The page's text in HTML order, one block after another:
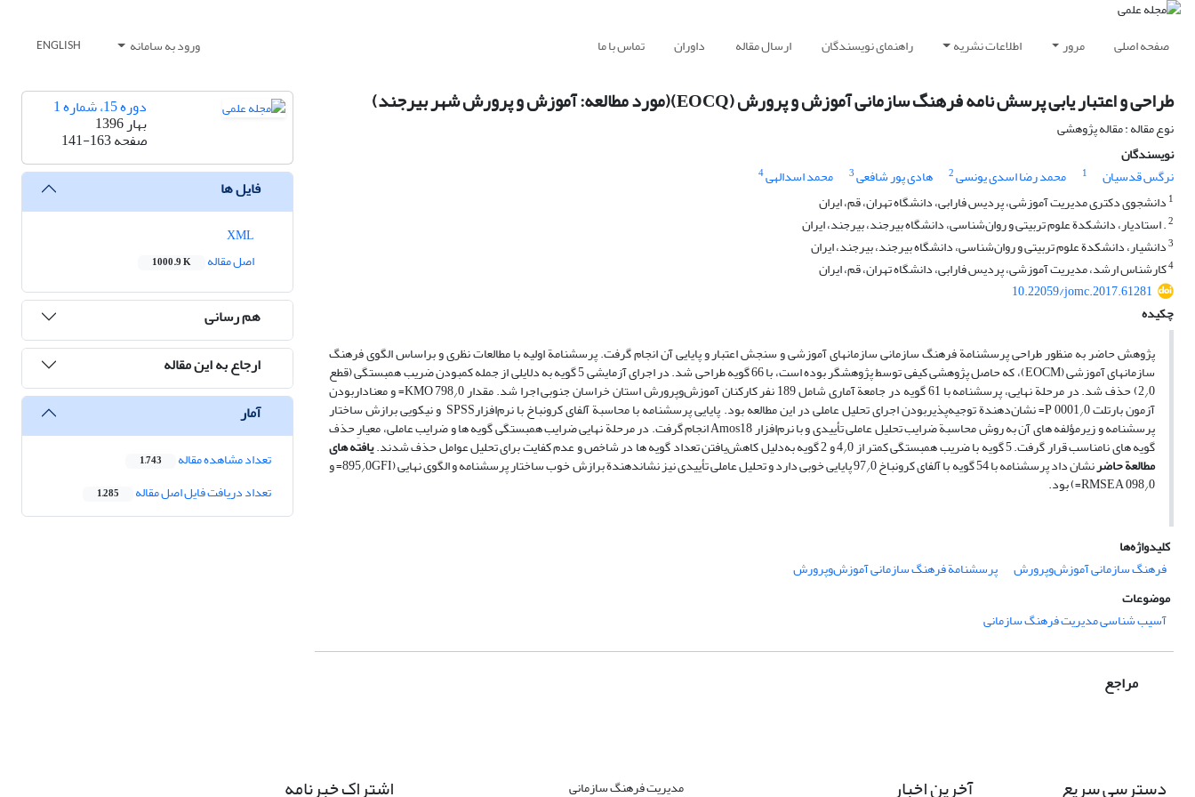
صفحه اصلی مرور اطلاعات نشریه راهنمای نویسندگان ارسال مقاله داوران تماس با ما ورود به سامانه ENGLISH
طراحی و اعتبار یابی پرسش نامه فرهنگ سازمانی آموزش و پرورش (EOCQ)(مورد مطالعه: آموزش و پرورش شهر بیرجند)
نوع مقاله : مقاله پژوهشی
نویسندگان
نرگس قدسیان
1 محمد رضا اسدی یونسی2 هادی پور شافعی3 محمد اسدالهی4
1 دانشجوی دکتری مدیریت آموزشی، پردیس فارابی، دانشگاه تهران، قم، ایران
2. استادیار، دانشکدة علوم تربیتی و روان‌شناسی، دانشگاه بیرجند، بیرجند، ایران
3دانشیار، دانشکدة علوم تربیتی و روان‌شناسی، دانشگاه بیرجند، بیرجند، ایران
4کارشناس‌ ارشد، مدیریت آموزشی، پردیس فارابی، دانشگاه تهران، قم، ایران
10.22059/jomc.2017.61281
چکیده
پژوهش حاضر به­ منظور طراحی پرسشنامة فرهنگ سازمانی سازمان­های آموزشی و سنجش اعتبار و پایایی آن انجام ­گرفت. پرسشنامة اولیه با مطالعات نظری و براساس الگوی فرهنگ
سازمان­های آموزشی (EOCM)، که حاصل پژوهشی کیفی توسط پژوهشگر بوده است، با 66 گویه طراحی شد. در اجرای آزمایشی 5 گویه به دلایلی از جمله کم­بودن ضریب همبستگی (قطع
2/0) حذف­ شد. در مرحلة نهایی، پرسشنامه با 61 گویه در جامعة آماری شامل 189 نفر کارکنان آموزش‌وپرورش استان خراسان جنوبی اجرا­ شد. مقدار 798 / 0 KMO= و معناداربودن
آزمون بارتلت 0001 / 0 P= نشان‌دهندة توجیه‌پذیربودن اجرای تحلیل عاملی در این مطالعه بود. پایایی پرسشنامه با محاسبة آلفای کرونباخ با نرم‌افزارSPSS و نیکویی برازش ساختار
پرسشنامه و زیر­مؤلفه­ های آن به روش محاسبة ضرایب تحلیل عاملی تأییدی و با نرم‌افزار Amos18 انجام­ گرفت. در مرحلة نهایی ضرایب همبستگی گویه ­ها و ضرایب عاملی، معیارِ حذف
گویه ­ها­ی نامناسب قرار گرفت. 5 گویه با ضریب همبستگی کمتر از 4 /0 و 2 گویه به‌دلیل کاهش‌یافتن تعداد گویه­ ها در شاخص و عدم کفایت برای تحلیل عوامل حذف­ شدند. یافته­ های
مطالعة حاضرنشان ­داد پرسشنامه با 54 گویه با آلفای کرونباخ 97 /0 پایایی خوبی دارد و تحلیل عاملی تأییدی نیز نشان­دهندة برازش خوب ساختار پرسشنامه و الگوی نهایی (895 / 0GFI= و
098/0 RMSEA=) بود.
کلیدواژه‌ها
فرهنگ سازمانی آموزش‌وپرورش
پرسشنامة فرهنگ سازمانی آموزش‌وپرورش
موضوعات
آسیب شناسی مدیریت فرهنگ سازمانی
مراجع
دوره 15، شماره 1
بهار 1396
صفحه141-163
فایل ها
اصل مقاله
1000.9 K
هم رسانی
ارجاع به این مقاله
آمار
تعداد مشاهده مقاله 1,743
تعداد دریافت فایل اصل مقاله 1,285
دسترسی سریع آخرین اخبار مدیریت فرهنگ سازمانی اشتراک خبرنامه